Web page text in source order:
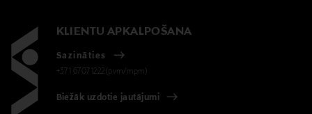
KLIENTU APKALPOŠANA
Sazināties
+371 67071222(pvm/mpm)
Biežāk uzdotie jautājumi